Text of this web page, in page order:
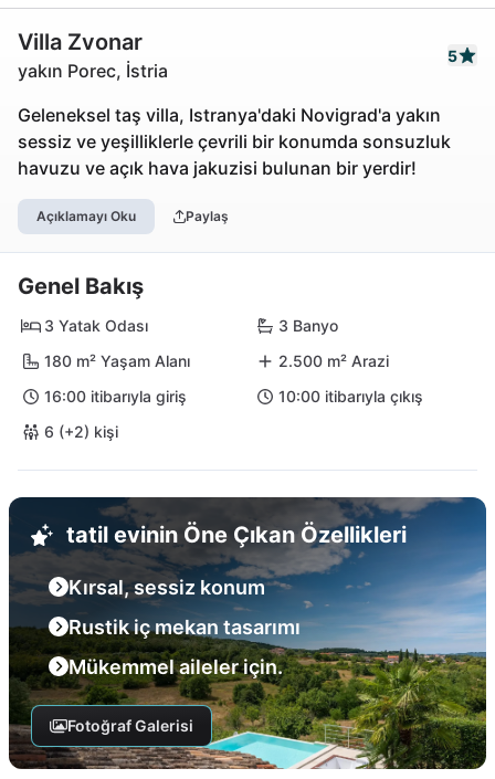
Villa Zvonar
yakın Porec, İstria
5
Geleneksel taş villa, Istranya'daki Novigrad'a yakın
sessiz ve yeşilliklerle çevrili bir konumda sonsuzluk
havuzu ve açık hava jakuzisi bulunan bir yerdir!
Açıklamayı Oku Paylaş
Genel Bakış
3 Yatak Odası
3 Banyo
180 m² Yaşam Alanı
2.500 m² Arazi
16:00 itibarıyla giriş
10:00 itibarıyla çıkış
6 (+2) kişi
tatil evinin Öne Çıkan Özellikleri
Kırsal, sessiz konum
Rustik iç mekan tasarımı
Mükemmel aileler için.
Fotoğraf Galerisi